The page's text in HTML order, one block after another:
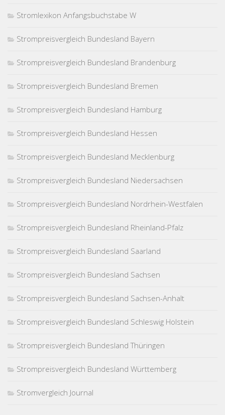
Stromlexikon Anfangsbuchstabe W
Strompreisvergleich Bundesland Bayern
Strompreisvergleich Bundesland Brandenburg
Strompreisvergleich Bundesland Bremen
Strompreisvergleich Bundesland Hamburg
Strompreisvergleich Bundesland Hessen
Strompreisvergleich Bundesland Mecklenburg
Strompreisvergleich Bundesland Niedersachsen
Strompreisvergleich Bundesland Nordrhein-Westfalen
Strompreisvergleich Bundesland Rheinland-Pfalz
Strompreisvergleich Bundesland Saarland
Strompreisvergleich Bundesland Sachsen
Strompreisvergleich Bundesland Sachsen-Anhalt
Strompreisvergleich Bundesland Schleswig Holstein
Strompreisvergleich Bundesland Thüringen
Strompreisvergleich Bundesland Württemberg
Stromvergleich Journal